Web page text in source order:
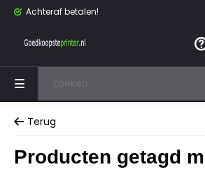
Achteraf betalen!
Terug
Producten getagd